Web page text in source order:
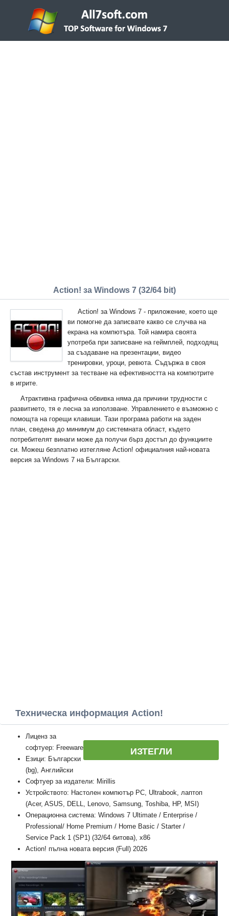
Action! за Windows 7 (32/64 bit)
Action! за Windows 7 - приложение, което ще
ви помогне да записвате какво се случва на
екрана на компютъра. Той намира своята
употреба при записване на геймплей, подходящ
за създаване на презентации, видео
тренировки, уроци, ревюта. Съдържа в своя
състав инструмент за тестване на ефективността на компютрите
в игрите.
Атрактивна графична обвивка няма да причини трудности с
развитието, тя е лесна за използване. Управлението е възможно с
помощта на горещи клавиши. Тази програма работи на заден
план, сведена до минимум до системната област, където
потребителят винаги може да получи бърз достъп до функциите
си. Можеш безплатно изтегляне Action! официалния най-новата
версия за Windows 7 на Български.
Техническа информация Action!
ИЗТЕГЛИ
Лиценз за
софтуер: Freeware
Езици: Български
(bg), Английски
Софтуер за издатели: Mirillis
Устройството: Настолен компютър PC, Ultrabook, лаптоп
(Acer, ASUS, DELL, Lenovo, Samsung, Toshiba, HP, MSI)
Операционна система: Windows 7 Ultimate / Enterprise /
Professional/ Home Premium / Home Basic / Starter /
Service Pack 1 (SP1) (32/64 битова), x86
Action! пълна новата версия (Full) 2026